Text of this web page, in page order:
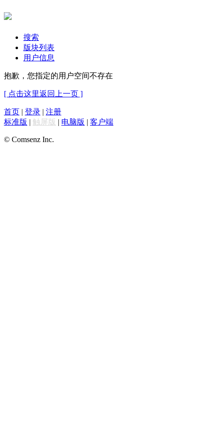
搜索
版块列表
用户信息
抱歉，您指定的用户空间不存在
[ 点击这里返回上一页 ]
首页 | 登录 | 注册
标准版 | 触屏版 | 电脑版 | 客户端
© Comsenz Inc.